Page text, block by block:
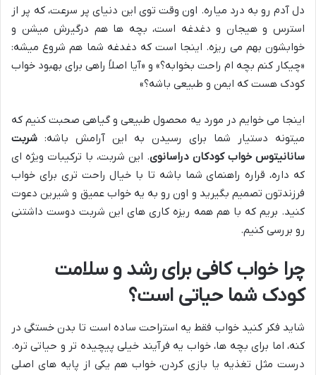
دل آدم رو به درد میاره. اون وقت توی این دنیای پر سرعت، که پر از
استرس و هیجان و دغدغه است، بچه ها هم درگیرش میشن و
خوابشون بهم می ریزه. اینجا است که دغدغه شما هم شروع میشه:
«چیکار کنم بچه ام راحت بخوابه؟» و «آیا اصلاً راهی برای بهبود خواب
کودک هست که ایمن و طبیعی باشه؟»
اینجا می خوایم در مورد یه محصول طبیعی و گیاهی صحبت کنیم که
میتونه دستیار شما برای رسیدن به این آرامش باشه: شربت
سانانیتوس خواب کودکان دراسانوی. این شربت، با ترکیبات ویژه ای
که داره، قراره راهنمای شما باشه تا با خیال راحت تری برای خواب
فرزندتون تصمیم بگیرید و اون رو به یه خواب عمیق و شیرین دعوت
کنید. بریم که با هم همه ریزه کاری های این شربت دوست داشتنی
رو بررسی کنیم.
چرا خواب کافی برای رشد و سلامت
کودک شما حیاتی است؟
شاید فکر کنید خواب فقط یه استراحت ساده است تا بدن خستگی در
کنه، اما برای بچه ها، خواب یه فرآیند خیلی پیچیده تر و حیاتی تره.
درست مثل تغذیه یا بازی کردن، خواب هم یکی از پایه های اصلی